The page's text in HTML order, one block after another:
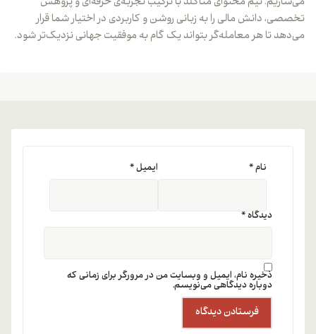
می‌سازیم. تیم محتوای متاگلد با ترکیب تجربه‌ی حرفه‌ای و پژوهش
تخصصی، دانش مالی را به زبانی روشن و کاربردی در اختیار شما قرار
می‌دهد تا هر معامله‌گر بتواند یک گام به موفقیت جهانی نزدیک‌تر شود.
دیدگاه*
نام* ایمیل*
ذخیره نام، ایمیل و وبسایت من در مرورگر برای زمانی که
دوباره دیدگاهی می‌نویسم.